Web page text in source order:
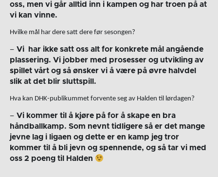
oss, men vi går alltid inn i kampen og har troen på at
vi kan vinne.
Hvilke mål har dere satt dere før sesongen?
– Vi har ikke satt oss alt for konkrete mål angående
plassering. Vi jobber med prosesser og utvikling av
spillet vårt og så ønsker vi å være på øvre halvdel
slik at det blir sluttspill.
Hva kan DHK-publikummet forvente seg av Halden til lørdagen?
– Vi kommer til å kjøre på for å skape en bra
håndballkamp. Som nevnt tidligere så er det mange
jevne lag i ligaen og dette er en kamp jeg tror
kommer til å bli jevn og spennende, og så tar vi med
oss 2 poeng til Halden